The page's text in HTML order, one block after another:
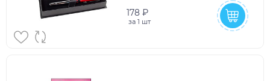
178 ₽
за 1 шт